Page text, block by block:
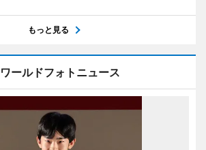
もっと見る
ワールドフォトニュース